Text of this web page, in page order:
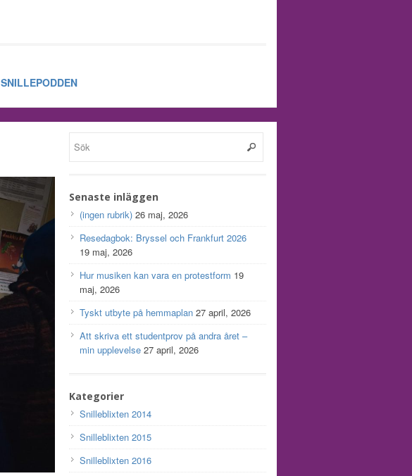
SNILLEPODDEN
Senaste inläggen
(ingen rubrik) 26 maj, 2026
Resedagbok: Bryssel och Frankfurt 2026
19 maj, 2026
Hur musiken kan vara en protestform 19
maj, 2026
Tyskt utbyte på hemmaplan 27 april, 2026
Att skriva ett studentprov på andra året –
min upplevelse 27 april, 2026
Kategorier
Snilleblixten 2014
Snilleblixten 2015
Snilleblixten 2016